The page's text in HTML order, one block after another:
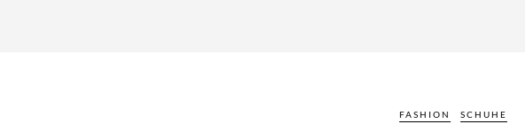
FASHION SCHUHE